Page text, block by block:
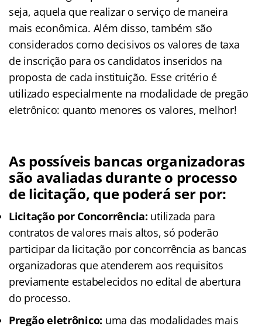
seja, aquela que realizar o serviço de maneira
mais econômica. Além disso, também são
considerados como decisivos os valores de taxa
de inscrição para os candidatos inseridos na
proposta de cada instituição. Esse critério é
utilizado especialmente na modalidade de pregão
eletrônico: quanto menores os valores, melhor!
As possíveis bancas organizadoras
são avaliadas durante o processo
de licitação, que poderá ser por:
Licitação por Concorrência: utilizada para
contratos de valores mais altos, só poderão
participar da licitação por concorrência as bancas
organizadoras que atenderem aos requisitos
previamente estabelecidos no edital de abertura
do processo.
Pregão eletrônico: uma das modalidades mais